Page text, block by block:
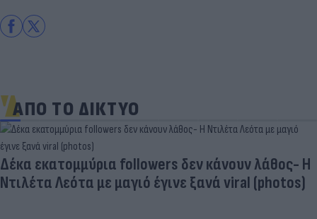
ΑΠΟ ΤΟ ΔΙΚΤΥΟ
Δέκα εκατομμύρια followers δεν κάνουν λάθος- Η
Ντιλέτα Λεότα με μαγιό έγινε ξανά viral (photos)